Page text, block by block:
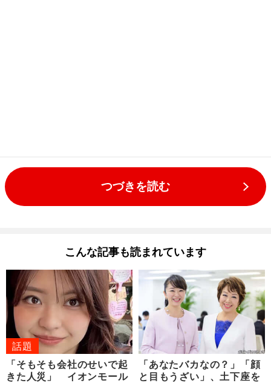
つづきを読む
こんな記事も読まれています
話題
「そもそも会社のせいで起
きた人災」 イオンモール
「あなたバカなの？」「顔
と目もうざい」、土下座を